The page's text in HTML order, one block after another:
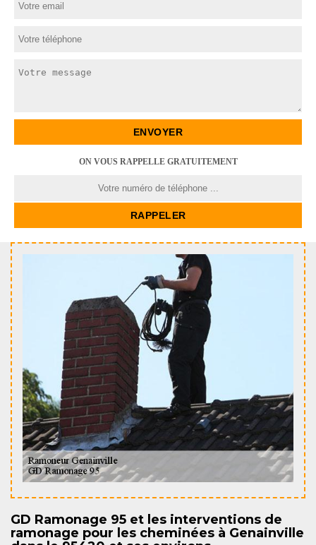
ON VOUS RAPPELLE GRATUITEMENT
GD Ramonage 95 et les interventions de
ramonage pour les cheminées à Genainville